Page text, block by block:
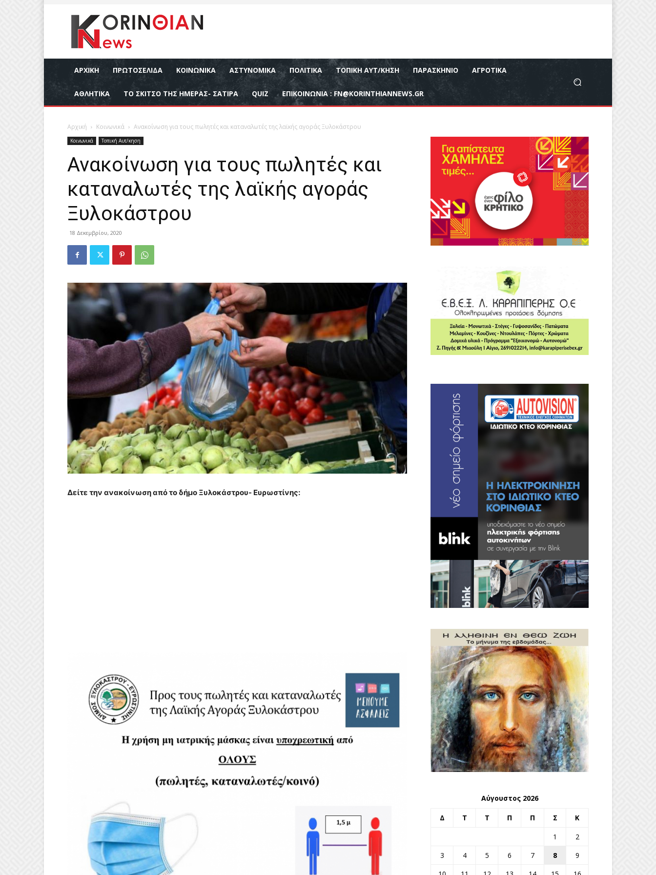
ΑΡΧΙΚΉ ΠΡΩΤΟΣΕΛΙΔΑ ΚΟΙΝΩΝΙΚΆ ΑΣΤΥΝΟΜΙΚΆ ΠΟΛΙΤΙΚΆ ΤΟΠΙΚΉ ΑΥΤ/ΚΗΣΗ ΠΑΡΑΣΚΉΝΙΟ ΑΓΡΟΤΙΚΆ
ΑΘΛΗΤΙΚΆ ΤΟ ΣΚΙΤΣΟ ΤΗΣ ΗΜΕΡΑΣ- ΣΑΤΙΡΑ QUIZ ΕΠΙΚΟΙΝΩΝΊΑ : FN@KORINTHIANNEWS.GR
Αρχική Κοινωνικά Ανακοίνωση για τους πωλητές και καταναλωτές της λαϊκής αγοράς Ξυλοκάστρου
Κοινωνικά Τοπική Αυτ/κηση
Ανακοίνωση για τους πωλητές και
καταναλωτές της λαϊκής αγοράς
Ξυλοκάστρου
18 Δεκεμβρίου, 2020
Δείτε την ανακοίνωση από το δήμο Ξυλοκάστρου- Ευρωστίνης:
Αύγουστος 2026
Δ Τ Τ Π Π Σ Κ
1
2
3
4 5 6 7 8
9